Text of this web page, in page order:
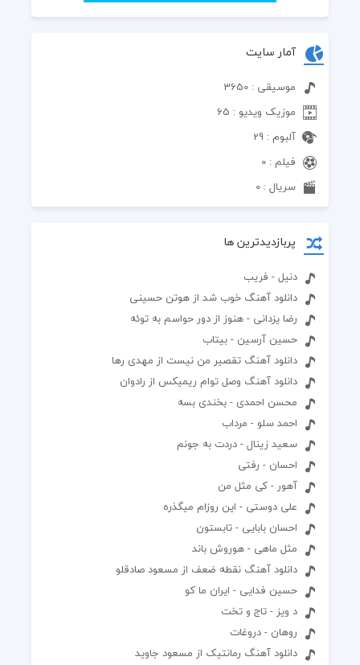
آمار سایت
موسیقی : 3650
موزیک ویدیو : 65
آلبوم : 29
فیلم : 0
سریال : 0
پربازدیدترین ها
دنیل - فریب
دانلود آهنگ خوب شد از هوتن حسینی
رضا یزدانی - هنوز از دور حواسم به توئه
حسین آرسین - بیتاب
دانلود آهنگ تقصیر من نیست از مهدی رها
دانلود آهنگ وصل توام ریمیکس از رادوان
محسن احمدی - بخندی بسه
احمد سلو - مرداب
سعید زینال - دردت به جونم
احسان - رفتی
آهور - کی مثل من
علی دوستی - این روزام میگذره
احسان بابایی - تابستون
مثل ماهی - هوروش باند
دانلود آهنگ نقطه ضعف از مسعود صادقلو
حسین فدایی - ایران ما کو
د ویز - تاج و تخت
روهان - دروغات
دانلود آهنگ رمانتیک از مسعود جاوید